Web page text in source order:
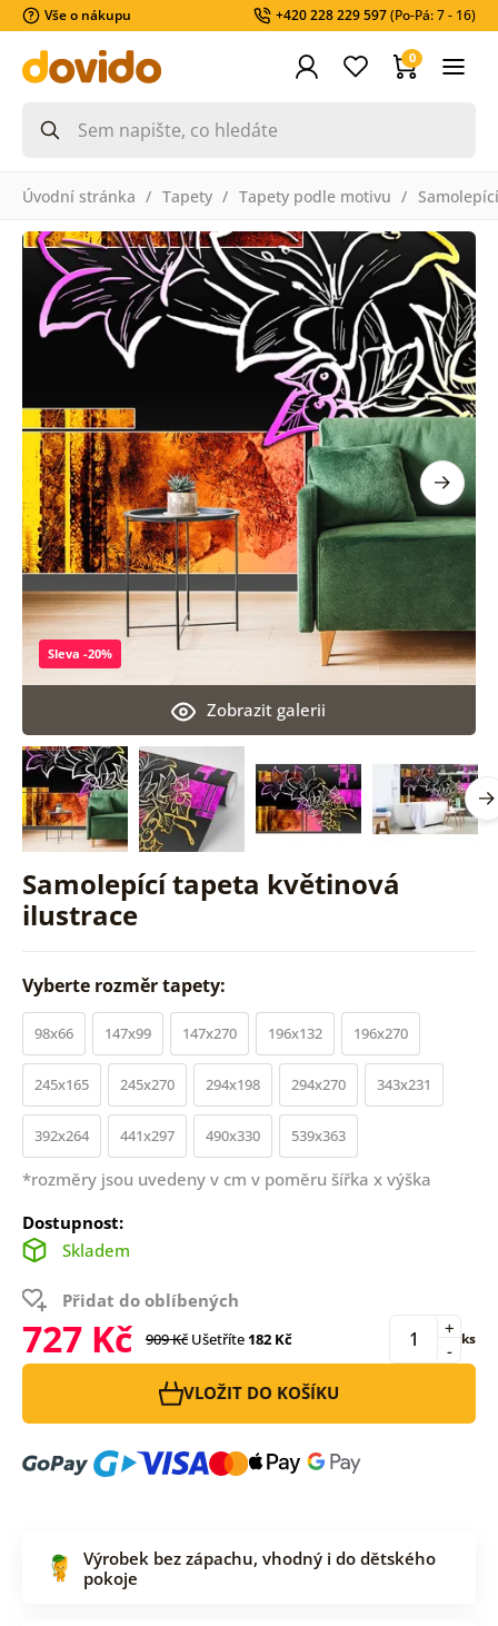
Vše o nákupu +420 228 229 597(Po-Pá: 7 - 16)
0
Úvodní stránka Tapety Tapety podle motivu
Samolepící tapeta květinová
ilustrace
Zobrazit galerii
Sleva -20%
Vyberte rozměr tapety:
98x66 147x99 147x270 196x132 196x270
245x165 245x270 294x198 294x270 343x231
392x264 441x297 490x330 539x363
*rozměry jsou uvedeny v cm v poměru šířka x výška
Dostupnost:
Skladem
Přidat do oblíbených
727 Kč 909 Kč Ušetříte182 Kč -
+ ks
VLOŽIT DO KOŠÍKU
Výrobek bez zápachu, vhodný i do dětského
pokoje